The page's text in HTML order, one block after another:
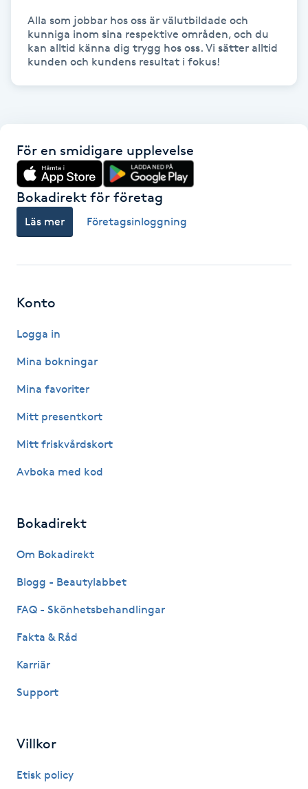
Friskvårdsmassage
Frisör
Färgning
Föning
G
Gel naglar
Gellack med förstärkning
Gravidmassage
Gruppträning
Headspa
Healing
Alla som jobbar hos oss är välutbildade och
kunniga inom sina respektive områden, och du
kan alltid känna dig trygg hos oss. Vi sätter alltid
kunden och kundens resultat i fokus!
För en smidigare upplevelse
Bokadirekt för företag
Läs mer Företagsinloggning
Konto
Logga in
Mina bokningar
Mina favoriter
Mitt presentkort
Mitt friskvårdskort
Avboka med kod
Bokadirekt
Om Bokadirekt
Blogg - Beautylabbet
FAQ - Skönhetsbehandlingar
Fakta & Råd
Karriär
Support
Villkor
Etisk policy